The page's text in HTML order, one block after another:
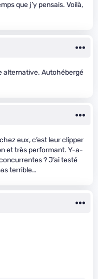
que j’y pensais. Voilà,
alternative. Autohébergé
eux, c’est leur clipper
et très performant. Y-a-
? J’ai testé
terrible…